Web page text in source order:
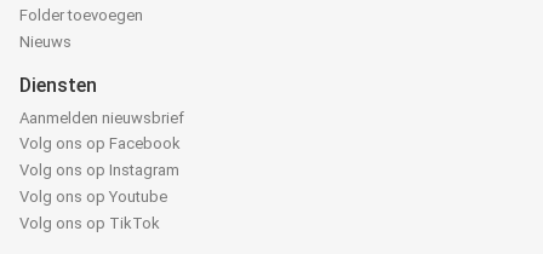
Folder toevoegen
Nieuws
Diensten
Aanmelden nieuwsbrief
Volg ons op Facebook
Volg ons op Instagram
Volg ons op Youtube
Volg ons op TikTok